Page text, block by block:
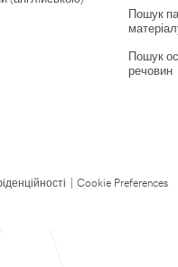
Пошук
Пошук
речовин
Cookie Preferences